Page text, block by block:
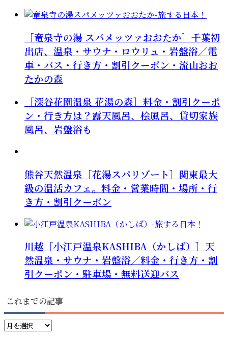
［竜泉寺の湯 スパメッツァおおたか］千葉初
出店、温泉・サウナ・ロウリュ・岩盤浴／電
車・バス・行き方・割引クーポン・流山おお
たかの森
［深谷花園温泉 花湯の森］料金・割引クーポ
ン・行き方は？露天風呂、桧風呂、貸切家族
風呂、岩盤浴も
熊谷天然温泉［花湯スパリゾート］関東最大
級の温活カフェ。料金・営業時間・場所・行
き方・割引クーポン
川越［小江戸温泉KASHIBA（かしば）］天
然温泉・サウナ・岩盤浴／料金・行き方・割
引クーポン・駐車場・無料送迎バス
これまでの記事
こ